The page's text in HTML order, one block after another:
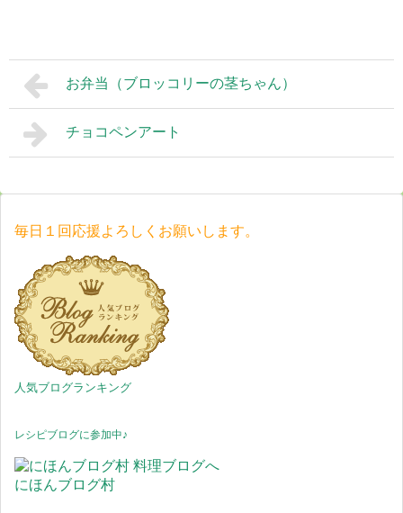
お弁当（ブロッコリーの茎ちゃん）
チョコペンアート
毎日１回応援よろしくお願いします。
人気ブログランキング
レシピブログに参加中♪
にほんブログ村